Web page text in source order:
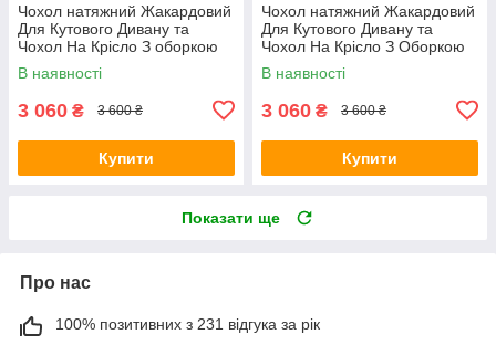
Чохол натяжний Жакардовий
Для Кутового Дивану та
Чохол На Крісло З оборкою
пудра Venera
В наявності
3 060 ₴ 3 600 ₴
Купити
Чохол натяжний Жакардовий
Для Кутового Дивану та
Чохол На Крісло З Оборкою
бежевий Venera
В наявності
3 060 ₴ 3 600 ₴
Купити
Показати ще
Про нас
100% позитивних з 231 відгука за рік